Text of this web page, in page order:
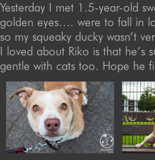
Yesterday I met 1.5-year-old
golden eyes…. were to fall in
so my squeaky ducky wasn’t
I loved about Riko is that he’s
gentle with cats too. Hope he